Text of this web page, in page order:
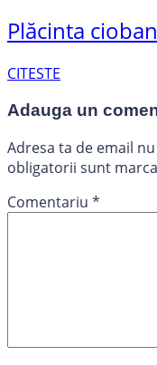
Plăcinta
CITESTE
Adauga un
Adresa ta de email
obligatorii sunt
Comentariu *